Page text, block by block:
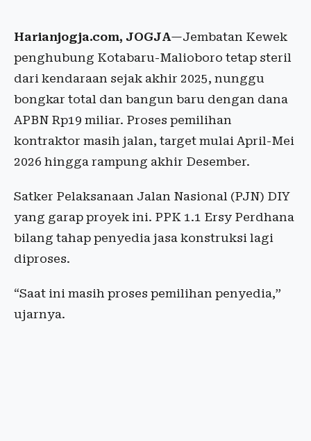
Harianjogja.com, JOGJA—Jembatan Kewek
penghubung Kotabaru-Malioboro tetap steril
dari kendaraan sejak akhir 2025, nunggu
bongkar total dan bangun baru dengan dana
APBN Rp19 miliar. Proses pemilihan
kontraktor masih jalan, target mulai April-Mei
2026 hingga rampung akhir Desember.
Satker Pelaksanaan Jalan Nasional (PJN) DIY
yang garap proyek ini. PPK 1.1 Ersy Perdhana
bilang tahap penyedia jasa konstruksi lagi
diproses.
“Saat ini masih proses pemilihan penyedia,”
ujarnya.